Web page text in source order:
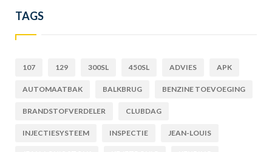
TAGS
107 129 300SL 450SL ADVIES APK
AUTOMAATBAK BALKBRUG BENZINE TOEVOEGING
BRANDSTOFVERDELER CLUBDAG
INJECTIESYSTEEM INSPECTIE JEAN-LOUIS